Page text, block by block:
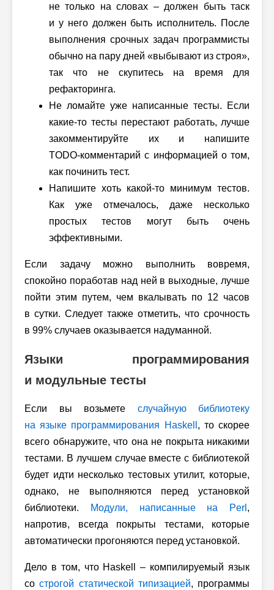
не только на словах – должен быть таск
и у него должен быть исполнитель. После
выполнения срочных задач программисты
обычно на пару дней «выбывают из строя»,
так что не скупитесь на время для
рефакторинга.
Не ломайте уже написанные тесты. Если
какие-то тесты перестают работать, лучше
закомментируйте их и напишите
TODO-комментарий с информацией о том,
как починить тест.
Напишите хоть какой-то минимум тестов.
Как уже отмечалось, даже несколько
простых тестов могут быть очень
эффективными.
Если задачу можно выполнить вовремя,
спокойно поработав над ней в выходные, лучше
пойти этим путем, чем вкалывать по 12 часов
в сутки. Следует также отметить, что срочность
в 99% случаев оказывается надуманной.
Языки программирования
и модульные тесты
Если вы возьмете случайную библиотеку
на языке программирования Haskell , то скорее
всего обнаружите, что она не покрыта никакими
тестами. В лучшем случае вместе с библиотекой
будет идти несколько тестовых утилит, которые,
однако, не выполняются перед установкой
библиотеки.
Модули, написанные на Perl ,
напротив, всегда покрыты тестами, которые
автоматически прогоняются перед установкой.
Дело в том, что Haskell – компилируемый язык
сострогой статической типизацией, программы